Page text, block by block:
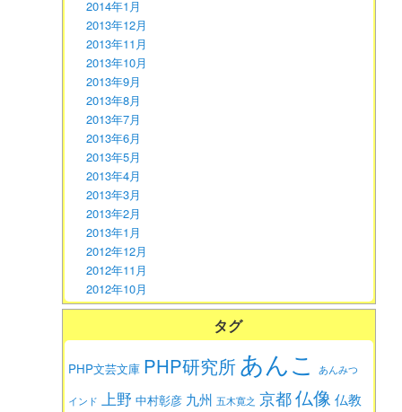
2014年1月
2013年12月
2013年11月
2013年10月
2013年9月
2013年8月
2013年7月
2013年6月
2013年5月
2013年4月
2013年3月
2013年2月
2013年1月
2012年12月
2012年11月
2012年10月
タグ
PHP文芸文庫 PHP研究所あんこ あんみつ
インド 上野 中村彰彦 九州 五木寛之 京都仏像 仏教